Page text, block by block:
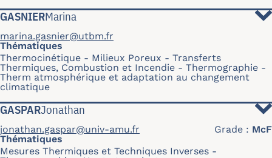
GASNIERMarina
marina.gasnier@utbm.fr
Thématiques
Thermocinétique
Milieux Poreux
Transferts
Thermiques, Combustion et Incendie
Thermographie
Therm atmosphérique et adaptation au changement
climatique
GASPARJonathan
jonathan.gaspar@univ-amu.fr Grade
McF
Thématiques
Mesures Thermiques et Techniques Inverses